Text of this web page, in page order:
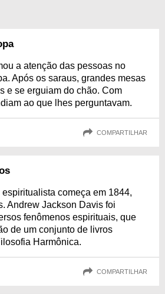
a atenção das pessoas no
Após os saraus, grandes mesas
e se erguiam do chão. Com
ao que lhes perguntavam.
COMPARTILHAR
começa em 1844,
Andrew Jackson Davis foi
fenômenos espirituais, que
de um conjunto de livros
Harmônica.
COMPARTILHAR